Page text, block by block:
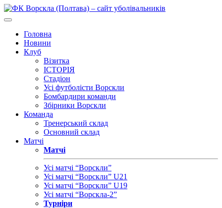
Головна
Новини
Клуб
Візитка
ІСТОРІЯ
Стадіон
Усі футболісти Ворскли
Бомбардири команди
Збірники Ворскли
Команда
Тренерський склад
Основний склад
Матчі
Матчі
Усі матчі “Ворскли”
Усі матчі “Ворскли” U21
Усі матчі “Ворскли” U19
Усі матчі “Ворскла-2”
Турніри